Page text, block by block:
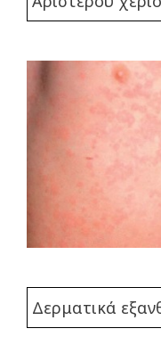
Δερματικά